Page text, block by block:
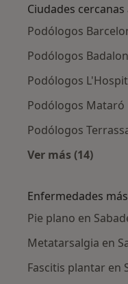
Ciudades cercanas
Podólogos
Podólogos
Podólogos
Podólogos Mataró
Podólogos
Ver más (14)
Enfermedades
Pie plano en
Metatarsalgia en
Fascitis plantar en